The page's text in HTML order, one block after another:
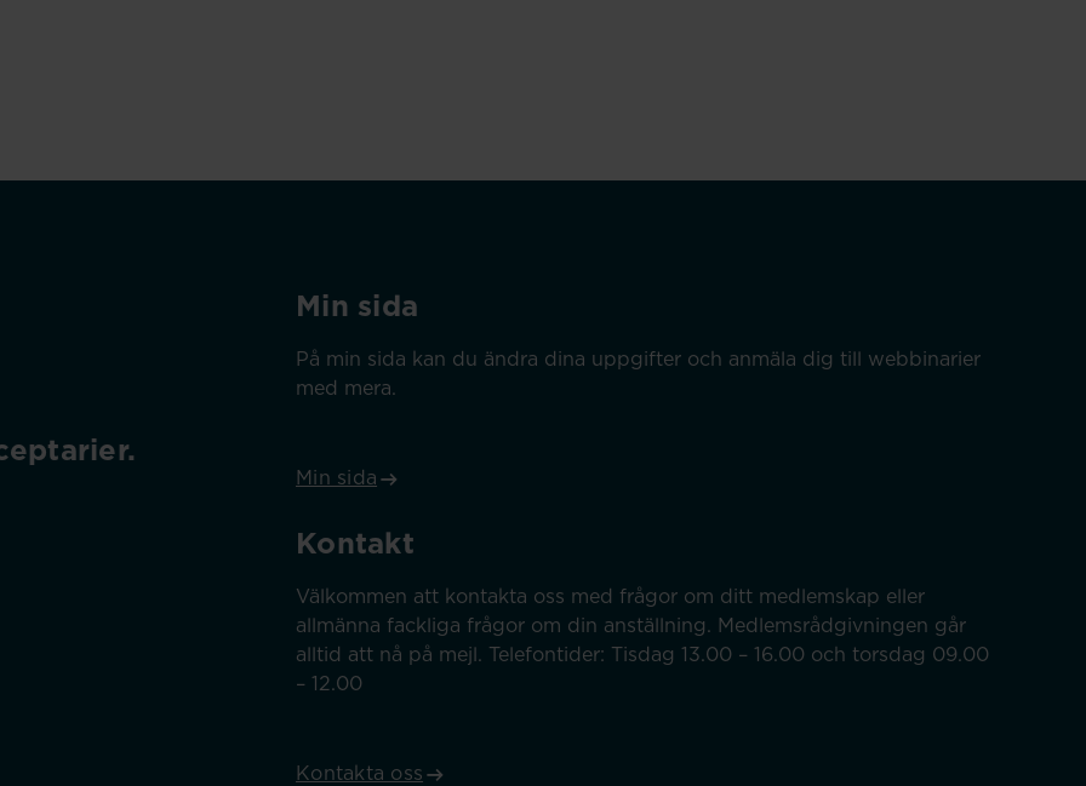
Min sida
På min sida kan du ändra dina uppgifter och anmäla dig till webbinarier
med mera.
Min sida
Kontakt
Välkommen att kontakta oss med frågor om ditt medlemskap eller
allmänna fackliga frågor om din anställning. Medlemsrådgivningen går
alltid att nå på mejl. Telefontider: Tisdag 13.00 – 16.00 och torsdag 09.00
– 12.00
Kontakta oss